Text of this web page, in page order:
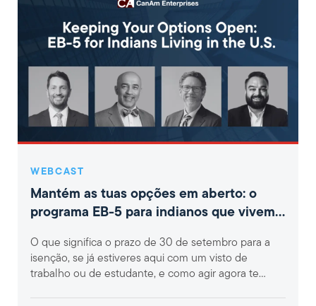
WEBCAST
Mantém as tuas opções em aberto: o
programa EB-5 para indianos que vivem
O que significa o prazo de 30 de setembro para a
isenção, se já estiveres aqui com um visto de
trabalho ou de estudante, e como agir agora te